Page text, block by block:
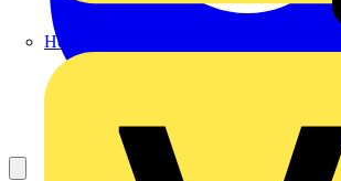
Heinrich Häusler GmbH